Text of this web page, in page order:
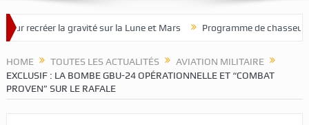
la gravité sur la Lune et Mars Programme de chasseur de
HOME TOUTES LES ACTUALITÉS
AVIATION MILITAIRE
EXCLUSIF : LA BOMBE GBU-24 OPÉRATIONNELLE ET “COMBAT
PROVEN” SUR LE RAFALE